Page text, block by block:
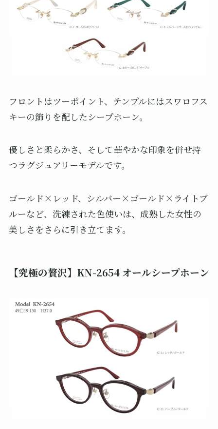
フロントはツーポイント、テンプルにはスワロフス
キーの飾りを配したシープホーン。
優しさと柔らかさ、そして華やかな印象を併せ持
つラグジュアリーモデルです。
ゴールド×レッド、シルバー×ゴールド×ライトブ
ルーなど、洗練された色使いは、成熟した女性の
美しさをさらに引き立てます。
【究極の贅沢】KN-2654 オールシープホーン